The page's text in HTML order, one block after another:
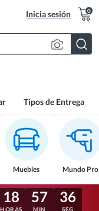
Inicia sesión 0
Tipos de Entrega
Muebles Mundo Pro
18
HORAS
57
MIN
33
SEG